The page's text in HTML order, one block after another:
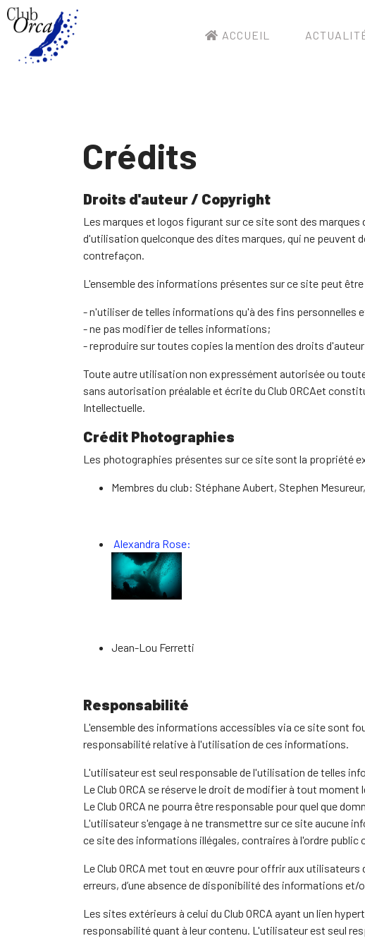
ACCUEIL
Crédits
Droits d'auteur / Copyright
Les marques et logos figurant sur ce site sont des
d'utilisation quelconque des dites marques, qui ne peuvent
contrefaçon.
L'ensemble des informations présentes sur ce site peut
- n'utiliser de telles informations qu'à des fins personnelles
- ne pas modifier de telles informations;
- reproduire sur toutes copies la mention des droits d'auteur
Toute autre utilisation non expressément autorisée ou
sans autorisation préalable et écrite du Club ORCAet
Intellectuelle.
Crédit Photographies
Les photographies présentes sur ce site sont la propriété
Membres du club: Stéphane Aubert, Stephen
Alexandra Rose:
Jean-Lou Ferretti
Responsabilité
L'ensemble des informations accessibles via ce site sont
responsabilité relative à l'utilisation de ces informations.
L'utilisateur est seul responsable de l'utilisation de telles
Le Club ORCA se réserve le droit de modifier à tout
Le Club ORCA ne pourra être responsable pour quel que
L'utilisateur s'engage à ne transmettre sur ce site aucune
ce site des informations illégales, contraires à l'ordre public
Le Club ORCA met tout en œuvre pour offrir aux
erreurs, d’une absence de disponibilité des informations et/
Les sites extérieurs à celui du Club ORCA ayant un lien
responsabilité quant à leur contenu. L'utilisateur est seul